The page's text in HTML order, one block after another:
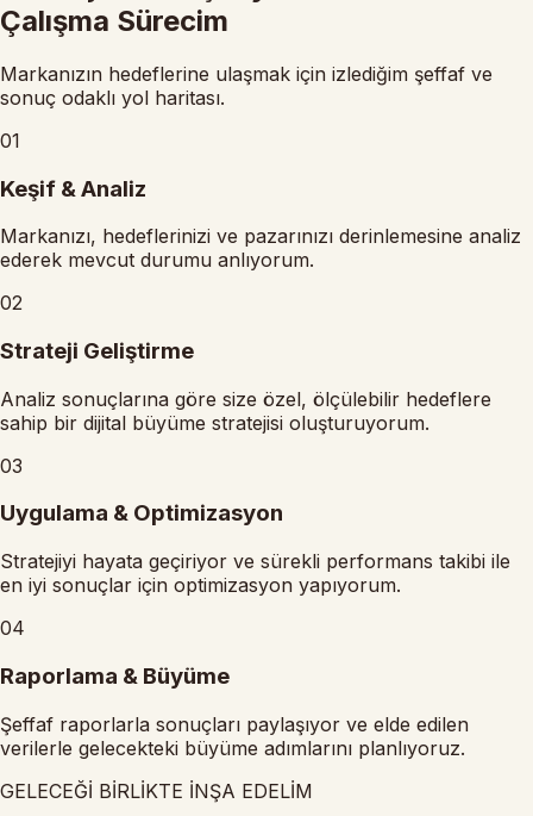
Çalışma Sürecim
Markanızın hedeflerine ulaşmak için izlediğim şeffaf ve
sonuç odaklı yol haritası.
01
Keşif & Analiz
Markanızı, hedeflerinizi ve pazarınızı derinlemesine analiz
ederek mevcut durumu anlıyorum.
02
Strateji Geliştirme
Analiz sonuçlarına göre size özel, ölçülebilir hedeflere
sahip bir dijital büyüme stratejisi oluşturuyorum.
03
Uygulama & Optimizasyon
Stratejiyi hayata geçiriyor ve sürekli performans takibi ile
en iyi sonuçlar için optimizasyon yapıyorum.
04
Raporlama & Büyüme
Şeffaf raporlarla sonuçları paylaşıyor ve elde edilen
verilerle gelecekteki büyüme adımlarını planlıyoruz.
GELECEĞİ BİRLİKTE İNŞA EDELİM